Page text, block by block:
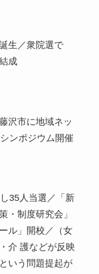
生／衆院選で
成
沢市に地域ネッ
ンポジウム開催
35人当選／「新
・制度研究会」
ル」開校／（女
介 護などが反映
いう問題提起が